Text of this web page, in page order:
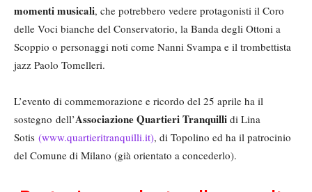
momenti musicali, che potrebbero vedere protagonisti il Coro
delle Voci bianche del Conservatorio, la Banda degli Ottoni a
Scoppio o personaggi noti come Nanni Svampa e il trombettista
jazz Paolo Tomelleri.
L’evento di commemorazione e ricordo del 25 aprile ha il
sostegno dell’Associazione Quartieri Tranquilli di Lina
Sotis (www.quartieritranquilli.it), di Topolino ed ha il patrocinio
del Comune di Milano (già orientato a concederlo).